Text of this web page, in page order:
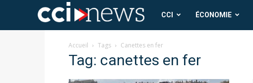
CCI
News
CCI ÉCONOMIE
Accueil Tags Canettes en fer
Tag: canettes en fer